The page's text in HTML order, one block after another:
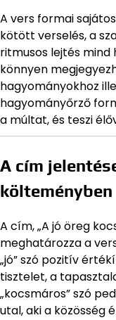
A vers formai
kötött verselés, a
ritmusos lejtés mind
könnyen
hagyományokhoz
hagyományőrző
a múltat, és teszi
A cím
költeményben
A cím, „A jó öreg
meghatározza a
„jó” szó pozitív
tisztelet, a
„kocsmáros” szó
utal, aki a közösség